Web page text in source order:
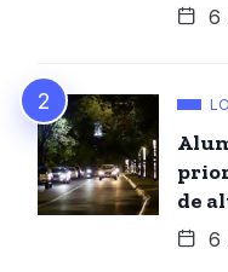
6
de
6